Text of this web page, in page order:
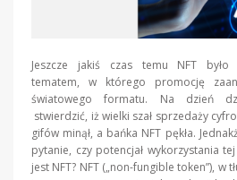
Jeszcze jakiś czas temu NFT było
tematem, w którego promocję
światowego formatu. Na dzień
stwierdzić, iż wielki szał sprzedaży
gifów minął, a bańka NFT pękła.
pytanie, czy potencjał wykorzystania
jest NFT? NFT („non-fungible token”), w